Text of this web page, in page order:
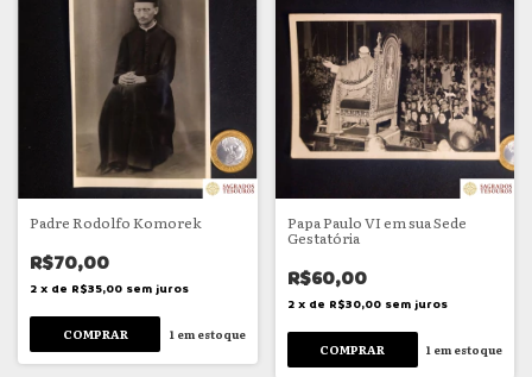
Padre Rodolfo Komorek
R$70,00
2 x de R$35,00 sem juros
1em estoque
Papa Paulo VI em sua Sede
Gestatória
R$60,00
2 x de R$30,00 sem juros
1 em estoque